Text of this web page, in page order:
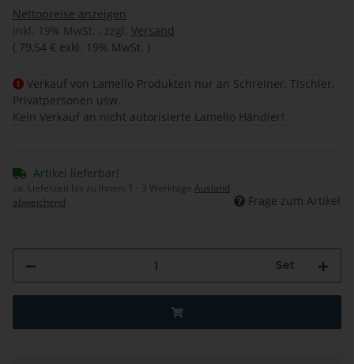
Nettopreise anzeigen
inkl. 19% MwSt. , zzgl. Versand
( 79,54 € exkl. 19% MwSt. )
Verkauf von Lamello Produkten nur an Schreiner, Tischler,
Privatpersonen usw.
Kein Verkauf an nicht autorisierte Lamello Händler!
Artikel lieferbar!
ca. Lieferzeit bis zu Ihnen: 1 - 3 Werktage Ausland
abweichend
Frage zum Artikel
Set